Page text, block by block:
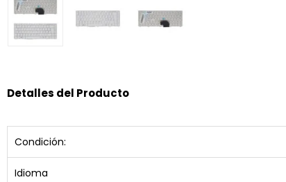
Detalles del Producto
Condición:
Idioma